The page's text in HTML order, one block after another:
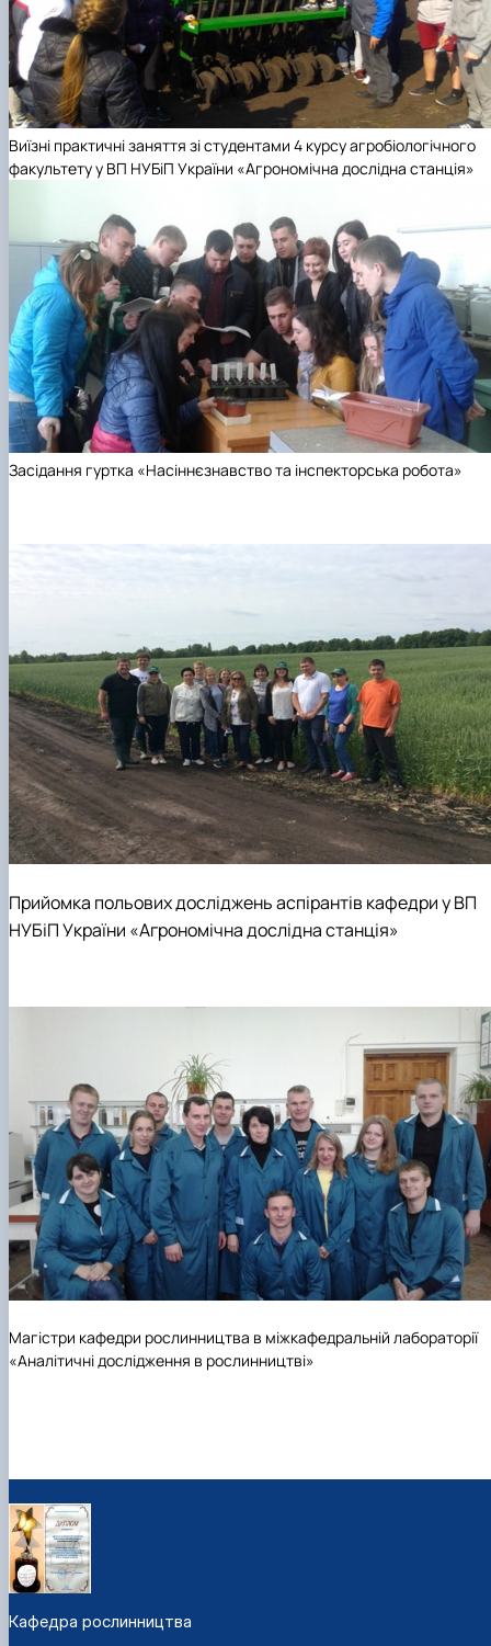
Виїзні практичні заняття зі студентами 4 курсу агробіологічного
факультету у ВП НУБіП України «Агрономічна дослідна станція»
Засідання гуртка «Насіннєзнавство та інспекторська робота»
Прийомка польових досліджень аспірантів кафедри у ВП
НУБіП України «Агрономічна дослідна станція»
Магістри кафедри рослинництва в міжкафедральній лабораторії
«Аналітичні дослідження в рослинництві»
Кафедра рослинництва